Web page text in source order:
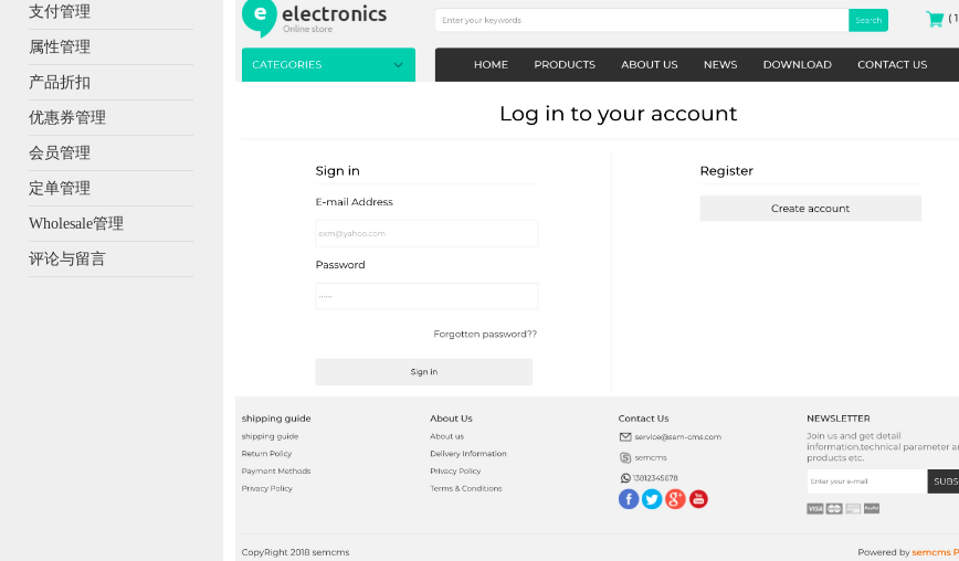
支付管理
属性管理
产品折扣
优惠券管理
会员管理
定单管理
Wholesale管理
评论与留言